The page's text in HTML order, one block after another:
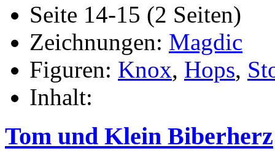
Seite 14-15 (2 Seiten)
Zeichnungen: Magdic
Figuren: Knox, Hops,
Inhalt:
Tom und Klein Biberherz